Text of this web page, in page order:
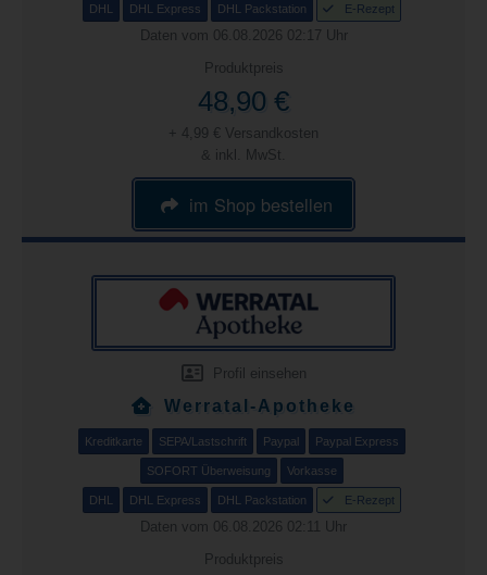
DHL DHL Express DHL Packstation E-Rezept
Daten vom 06.08.2026 02:17 Uhr
Produktpreis
48,90 €
+ 4,99 € Versandkosten
& inkl. MwSt.
im Shop bestellen
Profil einsehen
Werratal-Apotheke
Kreditkarte SEPA/Lastschrift Paypal Paypal Express
SOFORT Überweisung Vorkasse
DHL DHL Express DHL Packstation E-Rezept
Daten vom 06.08.2026 02:11 Uhr
Produktpreis